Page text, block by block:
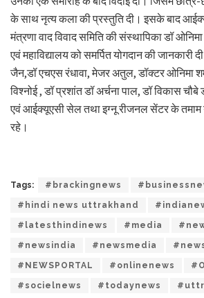
के साथ नृत्य कला की प्रस्तुति दी। इसके बाद
मंत्रणा वाद विवाद समिति की संस्थापिका डॉ
एवं महाविद्यालय को समर्पित योगदान की
जैन,डॉ एचएस रंधावा, मेजर अतुल, डॉक्टर ओनिमा
विश्नोई , डॉ प्रशांत डॉ अर्चना पाल, डॉ विकास
एवं आईक्यूएसी सेल तथा इग्नू रीजनल सेंटर के तमाम
रहे।
Tags: #brackingnews
#hindi news uttrakhand
#latesthindinews #media
#newsindia #newsmedia
#NEWSPORTAL #onlinenews
#socielnews #todaynews